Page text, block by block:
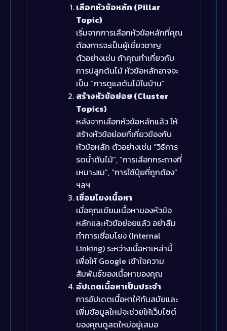
เลือกหัวข้อหลัก (Pillar
Topic)
เริ่มจากการเลือกหัวข้อหลักที่คุณ
ต้องการจะเป็นผู้เชี่ยวชาญ
ตัวอย่างเช่น ถ้าคุณทำเกี่ยวกับ
การปลูกต้นไม้ หัวข้อหลักอาจจะ
เป็น “การดูแลต้นไม้ในบ้าน”
สร้างหัวข้อย่อย (Cluster
Topics)
หลังจากเลือกหัวข้อหลักแล้ว ให้
สร้างหัวข้อย่อยที่เกี่ยวข้องกับ
หัวข้อหลัก ตัวอย่างเช่น “วิธีการ
รดน้ำต้นไม้”, “การเลือกกระถางที่
เหมาะสม”, “การใช้ปุ๋ยที่ถูกต้อง”
ฯลฯ
เชื่อมโยงเนื้อหา
เมื่อคุณเขียนเนื้อหาของหัวข้อ
หลักและหัวข้อย่อยแล้ว อย่าลืม
ทำการเชื่อมโยง (Internal
Linking) ระหว่างเนื้อหาเหล่านี้
เพื่อให้ Google เข้าใจความ
สัมพันธ์ของเนื้อหาของคุณ
อัปเดตเนื้อหาเป็นประจำ
การอัปเดตเนื้อหาให้ทันสมัยและ
เพิ่มข้อมูลใหม่จะช่วยให้เว็บไซต์
ของคุณดูสดใหม่อยู่เสมอ